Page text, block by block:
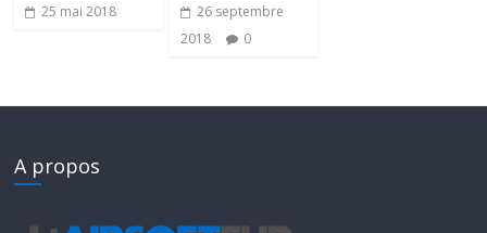
25 mai 2018
26 septembre
2018
0
A propos